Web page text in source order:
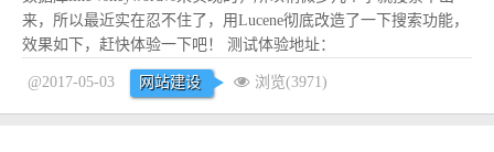
来，所以最近实在忍不住了，用Lucene彻底改造了一下搜索功能，
效果如下，赶快体验一下吧！ 测试体验地址：
http://blog.liuxianan.com/search?
kw=%E7%AB%AF%E5%8F%A3%20%E5%8D%A0%E7%94%A8
效果如下：...阅读全文
@2017-05-03 网站建设 浏览(3971)